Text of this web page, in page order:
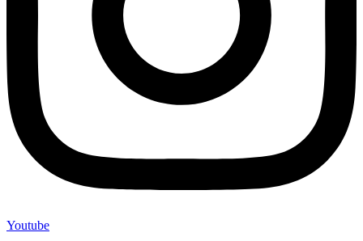
Youtube